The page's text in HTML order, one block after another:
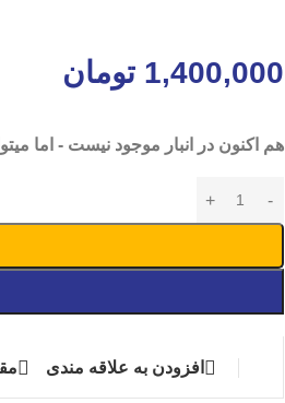
1,400,000 تومان
هم اکنون در انبار موجود نیست - اما
افزودن به علاقه مندی